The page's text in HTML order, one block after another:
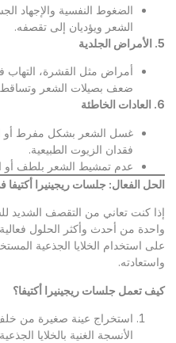
الضغوط النفسية والإجهاد
الشعر ويؤديان إلى تقصفه.
5. الأمراض الجلدية
أمراض مثل القشرة، التهاب
ضعف بصيلات الشعر
6. العادات الخاطئة
غسل الشعر بشكل مفرط أو
فقدان الزيوت الطبيعية.
عدم تمشيط الشعر بلطف أو
الحل الفعال: جلسات ريجينيرا
إذا كنت تعاني من التقصف الشديد
واحدة من أحدث وأكثر الحلول فعالية
على استخدام الخلايا الجذعية
واستعادته.
كيف تعمل جلسات ريجينيرا أكتيفا؟
استخراج عينة صغيرة من
الأنسجة الغنية بالخلايا